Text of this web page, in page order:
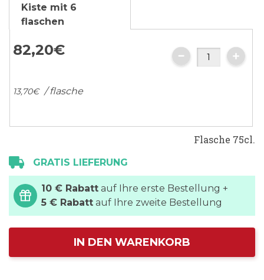
Bildgalerie
springen
Kiste mit 6
flaschen
82,20€
13,70€ / flasche
Flasche 75cl.
GRATIS LIEFERUNG
10 € Rabatt auf Ihre erste Bestellung +
5 € Rabatt auf Ihre zweite Bestellung
IN DEN WARENKORB